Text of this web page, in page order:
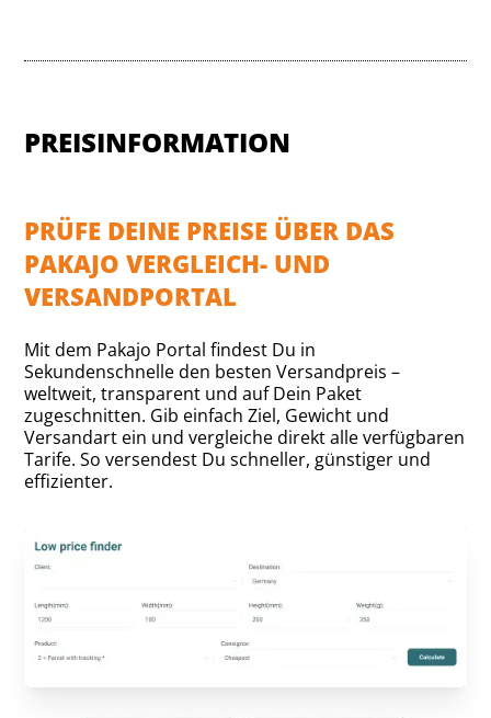
PREISINFORMATION
PRÜFE DEINE PREISE ÜBER DAS
PAKAJO VERGLEICH- UND
VERSANDPORTAL
Mit dem Pakajo Portal findest Du in
Sekundenschnelle den besten Versandpreis –
weltweit, transparent und auf Dein Paket
zugeschnitten. Gib einfach Ziel, Gewicht und
Versandart ein und vergleiche direkt alle verfügbaren
Tarife. So versendest Du schneller, günstiger und
effizienter.